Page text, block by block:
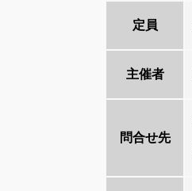
定員
主催者
問合せ先